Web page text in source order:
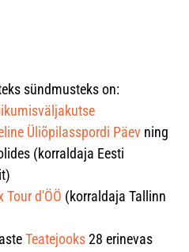
sündmusteks on:
Üliõpilasspordi Päev ning
(korraldaja Eesti
Tour d'ÖÖ (korraldaja Tallinn
Teatejooks28 erinevas